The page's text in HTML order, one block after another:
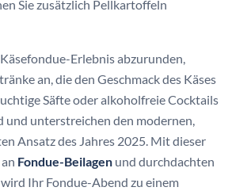
Sie zusätzlich Pellkartoffeln
Erlebnis abzurunden,
an, die den Geschmack des Käses
Säfte oder alkoholfreie Cocktails
und unterstreichen den modernen,
Ansatz des Jahres 2025. Mit dieser
Fondue-Beilagen und durchdachten
Ihr Fondue-Abend zu einem